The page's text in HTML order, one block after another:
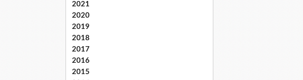
2021
2020
2019
2018
2017
2016
2015